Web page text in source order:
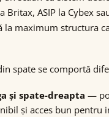
Britax, ASIP la Cybex
maximum structura
spate se comportă
și spate-dreapta —
și acces bun pentru